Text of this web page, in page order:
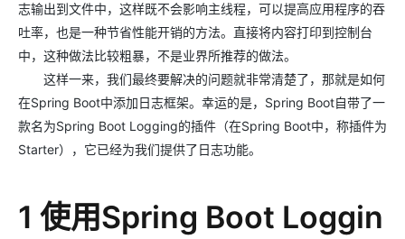
志输出到文件中，这样既不会影响主线程，可以提高应用程序的吞
吐率，也是一种节省性能开销的方法。直接将内容打印到控制台
中，这种做法比较粗暴，不是业界所推荐的做法。
这样一来，我们最终要解决的问题就非常清楚了，那就是如何
在Spring Boot中添加日志框架。幸运的是，Spring Boot自带了一
款名为Spring Boot Logging的插件（在Spring Boot中，称插件为
Starter），它已经为我们提供了日志功能。
1 使用Spring Boot Loggin